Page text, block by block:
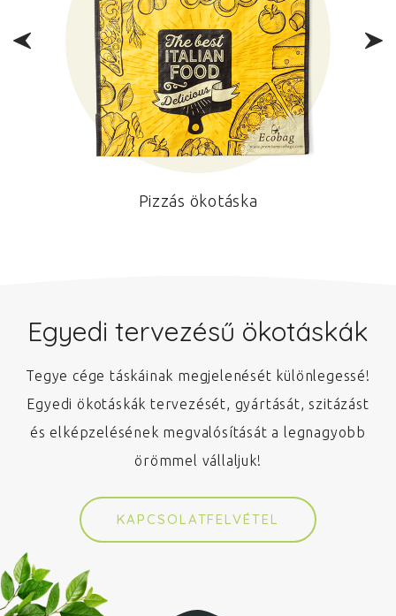
Pizzás ökotáska
Egyedi tervezésű ökotáskák
Tegye cége táskáinak megjelenését különlegessé!
Egyedi ökotáskák tervezését, gyártását, szitázást
és elképzelésének megvalósítását a legnagyobb
örömmel vállaljuk!
KAPCSOLATFELVÉTEL